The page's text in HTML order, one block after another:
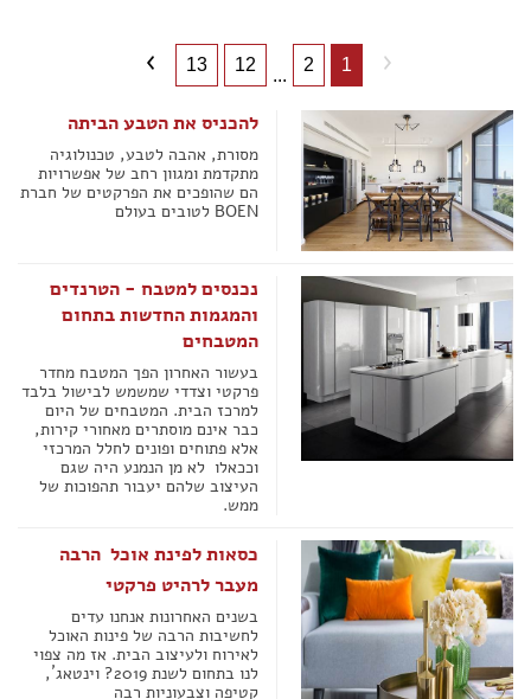
1
2
...
12
13
להכניס את הטבע הביתה
מסורת, אהבה לטבע, טכנולוגיה
מתקדמת ומגוון רחב של אפשרויות 
הם שהופכים את הפרקטים של חברת
BOEN לטובים בעולם
נכנסים למטבח - הטרנדים
והמגמות החדשות בתחום
המטבחים
בעשור האחרון הפך המטבח מחדר
פרקטי וצדדי שמשמש לבישול בלבד
למרכז הבית. המטבחים של היום
כבר אינם מוסתרים מאחורי קירות,
אלא פתוחים ופונים לחלל המרכזי
וככאלו  לא מן הנמנע היה שגם
העיצוב שלהם יעבור תהפוכות של
ממש.
כסאות לפינת אוכל  הרבה
מעבר לרהיט פרקטי
בשנים האחרונות אנחנו עדים
לחשיבות הרבה של פינות האוכל
לאירוח ולעיצוב הבית. אז מה צפוי
לנו בתחום לשנת 2019? וינטאג´,
קטיפה וצבעוניות רבה